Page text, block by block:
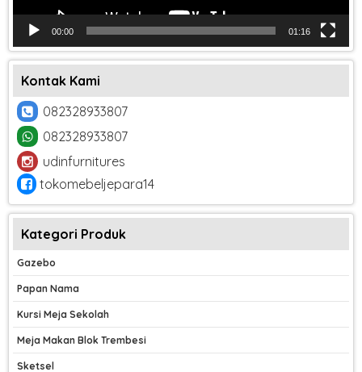
00:00 01:16
Kontak Kami
082328933807
082328933807
udinfurnitures
tokomebeljepara14
Kategori Produk
Gazebo
Papan Nama
Kursi Meja Sekolah
Meja Makan Blok Trembesi
Sketsel